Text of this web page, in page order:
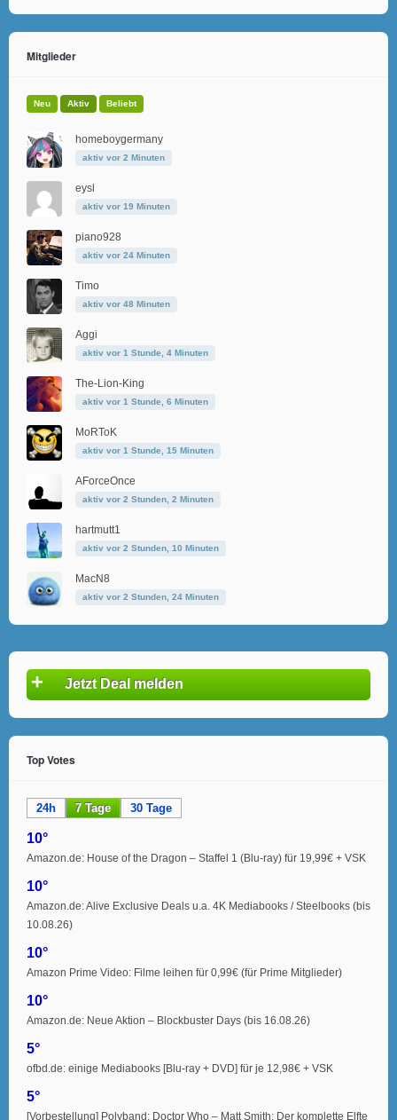
Mitglieder
Neu Aktiv Beliebt
homeboygermany
aktiv vor 2 Minuten
eysl
aktiv vor 19 Minuten
piano928
aktiv vor 24 Minuten
Timo
aktiv vor 48 Minuten
Aggi
aktiv vor 1 Stunde, 4 Minuten
The-Lion-King
aktiv vor 1 Stunde, 6 Minuten
MoRToK
aktiv vor 1 Stunde, 15 Minuten
AForceOnce
aktiv vor 2 Stunden, 2 Minuten
hartmutt1
aktiv vor 2 Stunden, 10 Minuten
MacN8
aktiv vor 2 Stunden, 24 Minuten
+ Jetzt Deal melden
Top Votes
24h 7 Tage 30 Tage
10°
Amazon.de: House of the Dragon – Staffel 1 (Blu-ray) für 19,99€ + VSK
10°
Amazon.de: Alive Exclusive Deals u.a. 4K Mediabooks / Steelbooks (bis
10.08.26)
10°
Amazon Prime Video: Filme leihen für 0,99€ (für Prime Mitglieder)
10°
Amazon.de: Neue Aktion – Blockbuster Days (bis 16.08.26)
5°
ofbd.de: einige Mediabooks [Blu-ray + DVD] für je 12,98€ + VSK
5°
[Vorbestellung] Polyband: Doctor Who – Matt Smith: Der komplette Elfte